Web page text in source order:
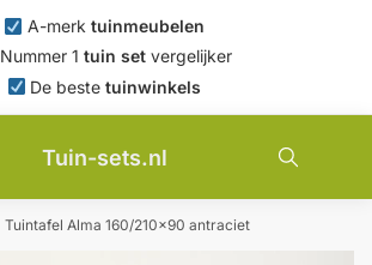
A-merk tuinmeubelen
Nummer 1 tuin set vergelijker
De bestetuinwinkels
Tuin-sets.nl
Tuintafel Alma 160/210×90 antraciet